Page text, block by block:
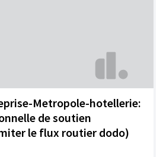
Metropole-hotellerie:
de soutien
le flux routier dodo)